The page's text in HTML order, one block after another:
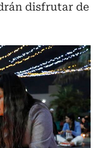
disfrutar de